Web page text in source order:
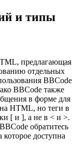
и типы
предлагающая
отдельных
BBCode
BBCode также
в форме для
HTML, но теги в
[ и ], а не в < и >.
обратитесь
доступна